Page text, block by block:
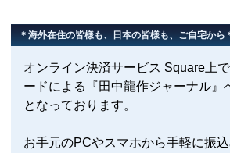
＊海外在住の皆様も、日本の皆様も、ご自宅から
オンライン決済サービス Square上
ードによる『田中龍作ジャーナル』
となっております。
お手元のPCやスマホから手軽に振